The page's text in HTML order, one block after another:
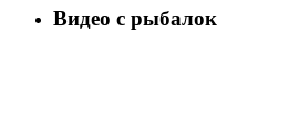
Видео с рыбалок